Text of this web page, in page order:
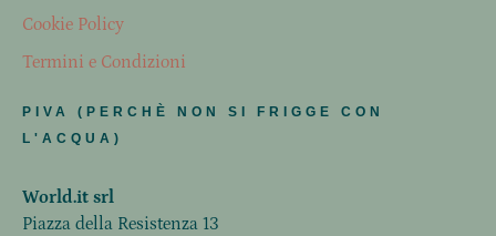
Cookie Policy
Termini e Condizioni
PIVA (PERCHÈ NON SI FRIGGE CON
L'ACQUA)
World.it srl
Piazza della Resistenza 13